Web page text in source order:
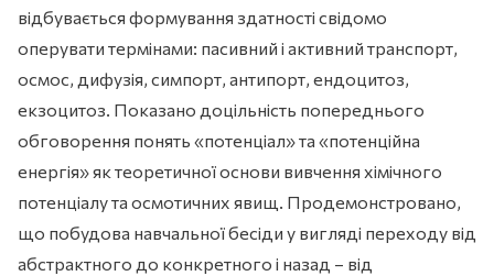
відбувається формування здатності свідомо
оперувати термінами: пасивний і активний транспорт,
осмос, дифузія, симпорт, антипорт, ендоцитоз,
екзоцитоз. Показано доцільність попереднього
обговорення понять «потенціал» та «потенційна
енергія» як теоретичної основи вивчення хімічного
потенціалу та осмотичних явищ. Продемонстровано,
що побудова навчальної бесіди у вигляді переходу від
абстрактного до конкретного і назад – від